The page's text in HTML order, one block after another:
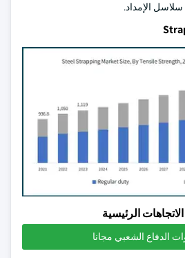
سلاسل الإمداد.
الرئيسية
الدفاع الشعبي مجانا